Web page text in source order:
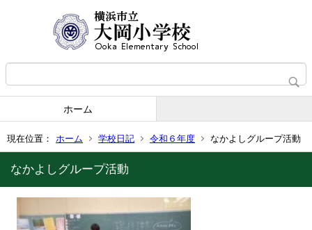
ホーム
現在位置： ホーム 学校日記 令和６年度 なかよしグループ活動
なかよしグループ活動